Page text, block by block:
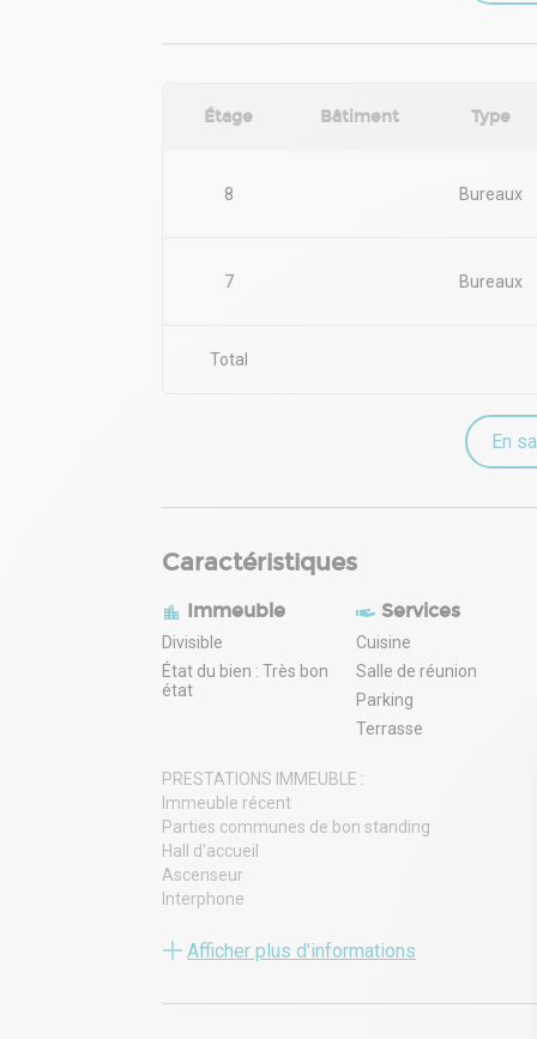
Étage Bâtiment Type
8 Bureaux
7 Bureaux
Total
En
Caractéristiques
Immeuble
Divisible
État du bien : Très bon
état
Services
Cuisine
Salle de réunion
Parking
Terrasse
PRESTATIONS IMMEUBLE :
Immeuble récent
Parties communes de bon standing
Hall d'accueil
Ascenseur
Interphone
Visiophone
Afficher plus d'informations